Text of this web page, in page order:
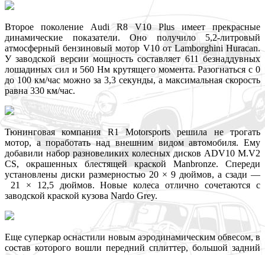
Второе поколение Audi R8 V10 Plus имеет прекрасные
динамические показатели. Оно получило 5,2-литровый
атмосферный бензиновый мотор V10 от Lamborghini Huracan.
У заводской версии мощность составляет 611 безнаддувных
лошадиных сил и 560 Нм крутящего момента. Разогнаться с 0
до 100 км/час можно за 3,3 секунды, а максимальная скорость
равна 330 км/час.
Тюнинговая компания R1 Motorsports решила не трогать
мотор, а поработать над внешним видом автомобиля. Ему
добавили набор разновеликих колесных дисков ADV10 M.V2
CS, окрашенных блестящей краской Manbronze. Спереди
установлены диски размерностью 20 × 9 дюймов, а сзади —
21 × 12,5 дюймов. Новые колеса отлично сочетаются с
заводской краской кузова Nardo Grey.
Еще суперкар оснастили новым аэродинамическим обвесом, в
состав которого вошли передний сплиттер, большой задний